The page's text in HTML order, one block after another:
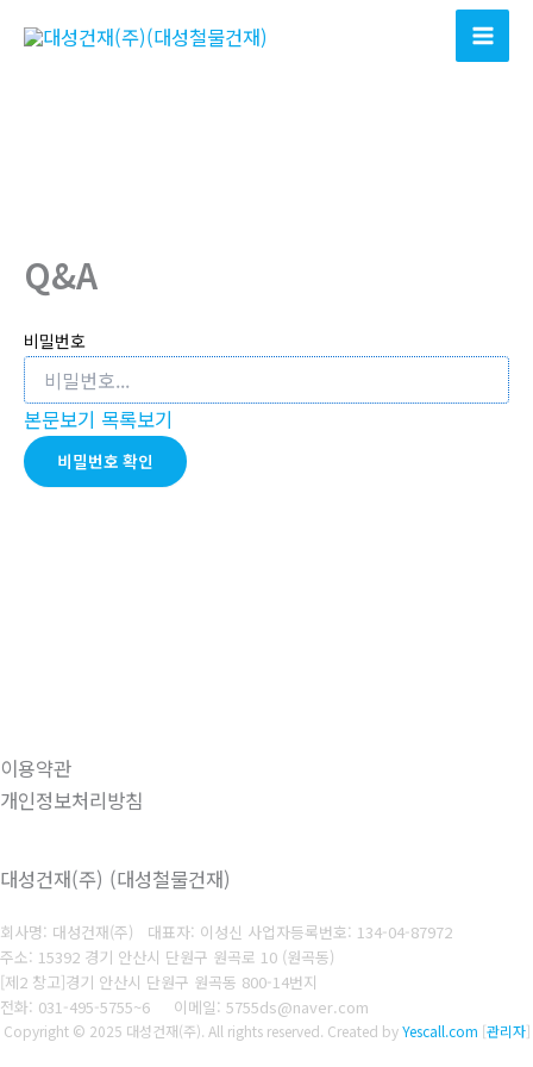
Q&A
비밀번호
본문보기 목록보기
비밀번호 확인
이용약관
개인정보처리방침
대성건재(주) (대성철물건재)
회사명: 대성건재(주) 대표자: 이성신 사업자등록번호: 134-04-87972
주소: 15392 경기 안산시 단원구 원곡로 10 (원곡동)
[제2 창고]경기 안산시 단원구 원곡동 800-14번지
전화: 031-495-5755~6
이메일: 5755ds@naver.com
Copyright © 2025 대성건재(주). All rights reserved. Created byYescall.com [관리자]